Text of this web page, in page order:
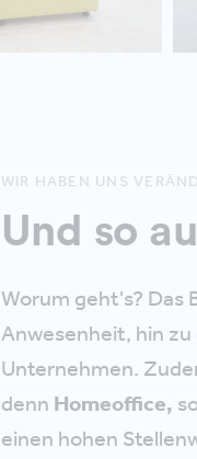
WIR HABEN UNS
Und so
Worum geht's? Das
Anwesenheit, hin zu
Unternehmen.
denn Homeoffice,
einen hohen